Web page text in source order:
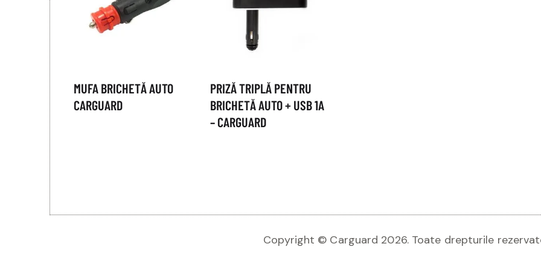
MUFA BRICHETĂ AUTO
CARGUARD
PRIZĂ TRIPLĂ PENTRU
BRICHETĂ AUTO + USB 1A
– CARGUARD
Copyright © Carguard 2026. Toate drepturile